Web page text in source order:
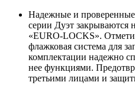
Надежные и
серии Дуэт закрываются
«EURO-LOCKS».
флажковая система для
комплектации надежно
нее функциями.
третьими лицами и